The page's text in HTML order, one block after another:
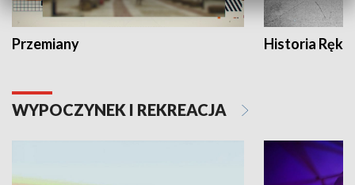
Przemiany Historia Ręką
WYPOCZYNEK I REKREACJA